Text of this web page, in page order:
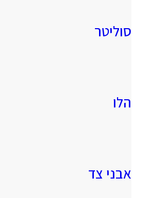
סוליטר
הלו
אבני צד